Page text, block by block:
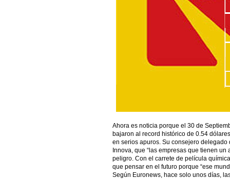
Ahora es noticia porque el 30 de
bajaron al record histórico de 0.54
en serios apuros. Su consejero
Innova, que “las empresas que tienen
peligro. Con el carrete de película
que pensar en el futuro porque “ese
Según Euronews, hace solo unos días,